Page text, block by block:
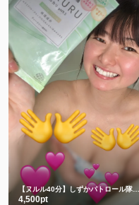
【ヌルル40分】しずかパトロール隊集合🚨
4,500pt